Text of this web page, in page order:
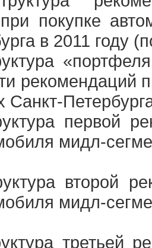
покупке
в 2011 году
рекомендаций
Санкт-
первой
мидл-
второй
мидл-
третьей